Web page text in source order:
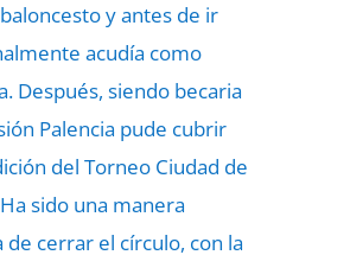
y antes de ir
acudía como
Después, siendo becaria
Palencia pude cubrir
del Torneo Ciudad de
sido una manera
de cerrar el círculo, con la